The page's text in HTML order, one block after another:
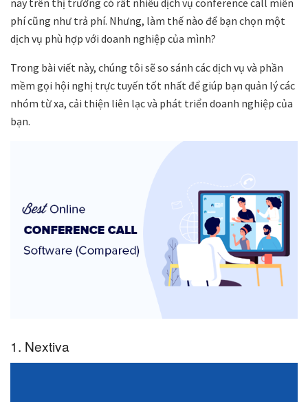
nay trên thị trường có rất nhiều dịch vụ conference call miễn
phí cũng như trả phí. Nhưng, làm thế nào để bạn chọn một
dịch vụ phù hợp với doanh nghiệp của mình?
Trong bài viết này, chúng tôi sẽ so sánh các dịch vụ và phần
mềm gọi hội nghị trực tuyến tốt nhất để giúp bạn quản lý các
nhóm từ xa, cải thiện liên lạc và phát triển doanh nghiệp của
bạn.
1. Nextiva